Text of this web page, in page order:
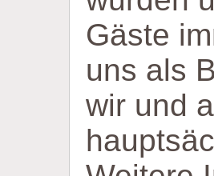
Gäste
uns als
wir und